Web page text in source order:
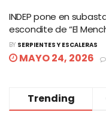
INDEP pone en
escondite de “El
BY SERPIENTES Y ESCALERAS
MAYO 24, 2026
Trending